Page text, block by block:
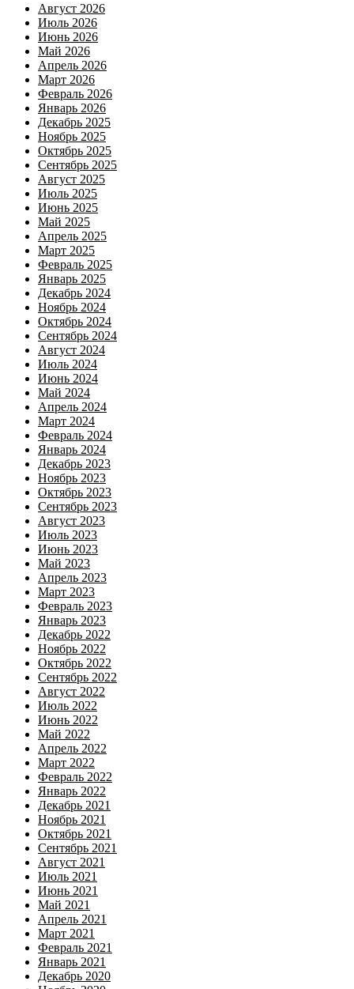
Август 2026
Июль 2026
Июнь 2026
Май 2026
Апрель 2026
Март 2026
Февраль 2026
Январь 2026
Декабрь 2025
Ноябрь 2025
Октябрь 2025
Сентябрь 2025
Август 2025
Июль 2025
Июнь 2025
Май 2025
Апрель 2025
Март 2025
Февраль 2025
Январь 2025
Декабрь 2024
Ноябрь 2024
Октябрь 2024
Сентябрь 2024
Август 2024
Июль 2024
Июнь 2024
Май 2024
Апрель 2024
Март 2024
Февраль 2024
Январь 2024
Декабрь 2023
Ноябрь 2023
Октябрь 2023
Сентябрь 2023
Август 2023
Июль 2023
Июнь 2023
Май 2023
Апрель 2023
Март 2023
Февраль 2023
Январь 2023
Декабрь 2022
Ноябрь 2022
Октябрь 2022
Сентябрь 2022
Август 2022
Июль 2022
Июнь 2022
Май 2022
Апрель 2022
Март 2022
Февраль 2022
Январь 2022
Декабрь 2021
Ноябрь 2021
Октябрь 2021
Сентябрь 2021
Август 2021
Июль 2021
Июнь 2021
Май 2021
Апрель 2021
Март 2021
Февраль 2021
Январь 2021
Декабрь 2020